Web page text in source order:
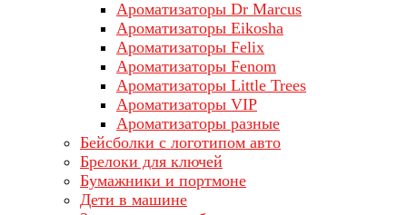
Ароматизаторы Dr Marcus
Ароматизаторы Eikosha
Ароматизаторы Felix
Ароматизаторы Fenom
Ароматизаторы Little Trees
Ароматизаторы VIP
Ароматизаторы разные
Бейсболки с логотипом авто
Брелоки для ключей
Бумажники и портмоне
Дети в машине